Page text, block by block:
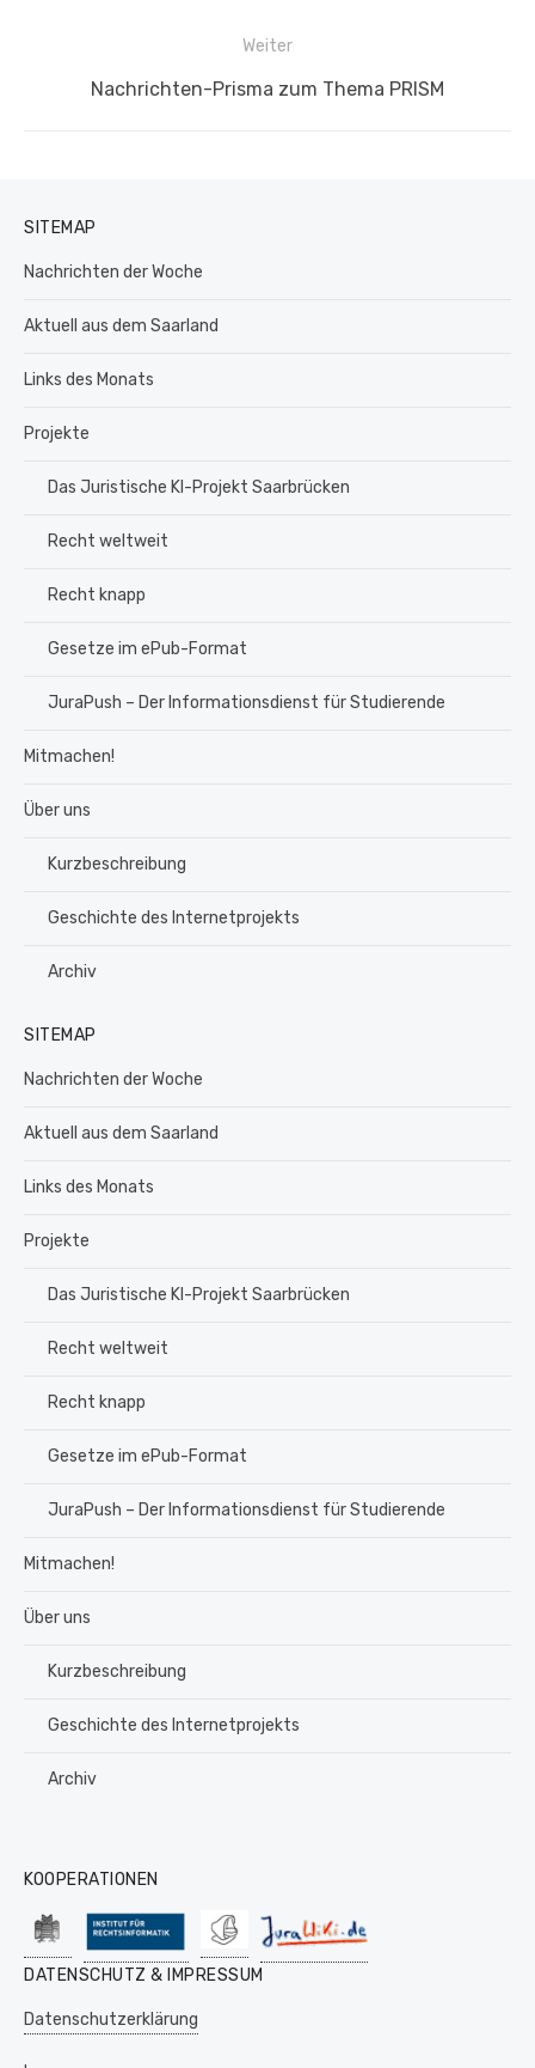
Weiter
Nächster
Nachrichten-Prisma zum Thema PRISM
SITEMAP
Nachrichten der Woche
Aktuell aus dem Saarland
Links des Monats
Projekte
Das Juristische KI-Projekt Saarbrücken
Recht weltweit
Recht knapp
Gesetze im ePub-Format
JuraPush – Der Informationsdienst für Studierende
Mitmachen!
Über uns
Kurzbeschreibung
Geschichte des Internetprojekts
Archiv
SITEMAP
Nachrichten der Woche
Aktuell aus dem Saarland
Links des Monats
Projekte
Das Juristische KI-Projekt Saarbrücken
Recht weltweit
Recht knapp
Gesetze im ePub-Format
JuraPush – Der Informationsdienst für Studierende
Mitmachen!
Über uns
Kurzbeschreibung
Geschichte des Internetprojekts
Archiv
KOOPERATIONEN
DATENSCHUTZ & IMPRESSUM
Datenschutzerklärung